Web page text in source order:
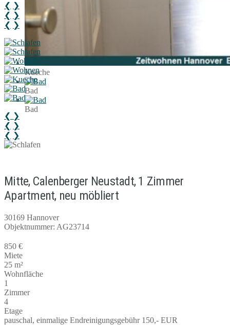
Kueche
Bad
Bad
❮ ❯
❮ ❯
❮ ❯
❮ ❯
❮ ❯
❮ ❯
Mitte, Calenberger Neustadt, 1 Zimmer
Apartment, neu möbliert
30169 Hannover
Objektnummer: AG23714
850 €
Miete
25 m²
Wohnfläche
1
Zimmer
4
Etage
pauschal, einmalige Endreinigungsgebühr 150,- EUR